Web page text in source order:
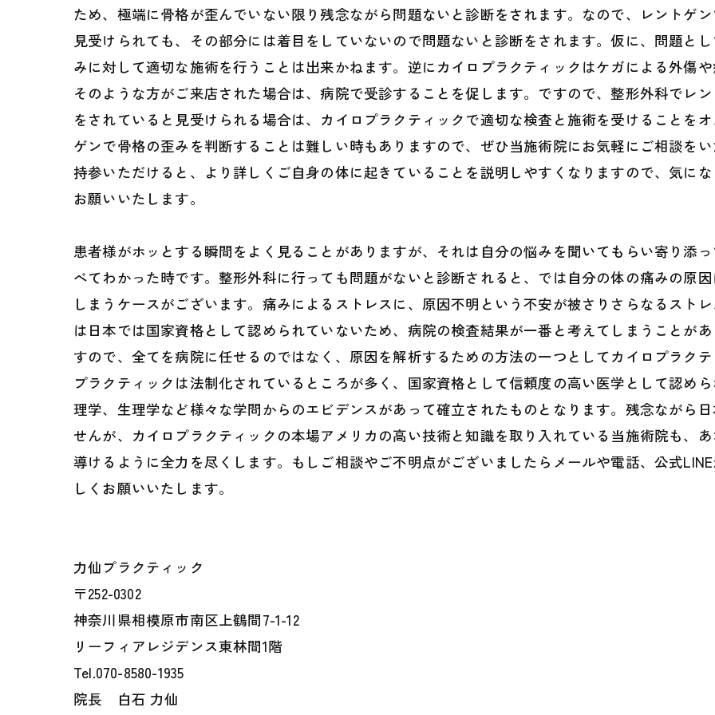
ため、極端に骨格が歪んでいない限り残念ながら問題ないと診断をされます。なので、レントゲ
見受けられても、その部分には着目をしていないので問題ないと診断をされます。仮に、問題と
みに対して適切な施術を行うことは出来かねます。逆にカイロプラクティックはケガによる外傷
そのような方がご来店された場合は、病院で受診することを促します。ですので、整形外科でレ
をされていると見受けられる場合は、カイロプラクティックで適切な検査と施術を受けることを
ゲンで骨格の歪みを判断することは難しい時もありますので、ぜひ当施術院にお気軽にご相談を
持参いただけると、より詳しくご自身の体に起きていることを説明しやすくなりますので、気に
お願いいたします。
患者様がホッとする瞬間をよく見ることがありますが、それは自分の悩みを聞いてもらい寄り添
べてわかった時です。整形外科に行っても問題がないと診断されると、では自分の体の痛みの原
しまうケースがございます。痛みによるストレスに、原因不明という不安が被さりさらなるスト
は日本では国家資格として認められていないため、病院の検査結果が一番と考えてしまうことが
すので、全てを病院に任せるのではなく、原因を解析するための方法の一つとしてカイロプラク
プラクティックは法制化されているところが多く、国家資格として信頼度の高い医学として認め
理学、生理学など様々な学問からのエビデンスがあって確立されたものとなります。残念ながら
せんが、カイロプラクティックの本場アメリカの高い技術と知識を取り入れている当施術院も、
導けるように全力を尽くします。もしご相談やご不明点がございましたらメールや電話、公式
しくお願いいたします。
力仙プラクティック
〒252-0302
神奈川県相模原市南区上鶴間7-1-12
リーフィアレジデンス東林間1階
Tel.070-8580-1935
院長 白石 力仙